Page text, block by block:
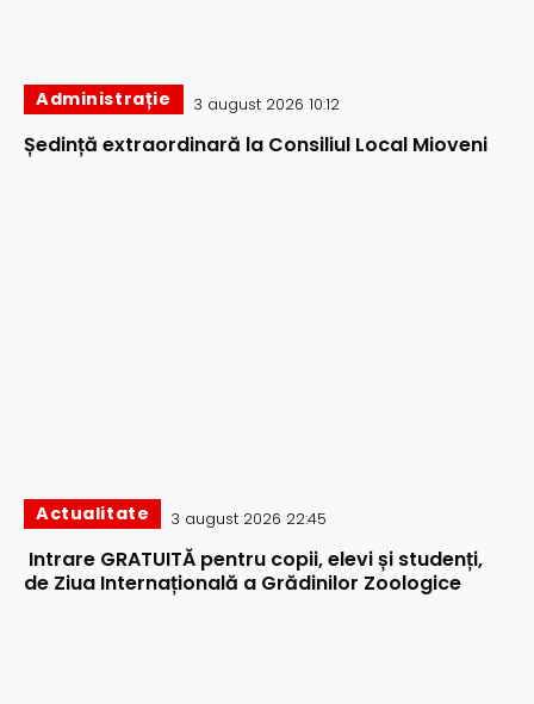
Administrație 3 august 2026 10:12
Ședință extraordinară la Consiliul Local Mioveni
Actualitate 3 august 2026 22:45
Intrare GRATUITĂ pentru copii, elevi și studenți,
de Ziua Internațională a Grădinilor Zoologice